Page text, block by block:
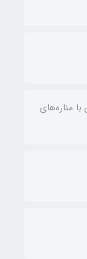
مناره‌های